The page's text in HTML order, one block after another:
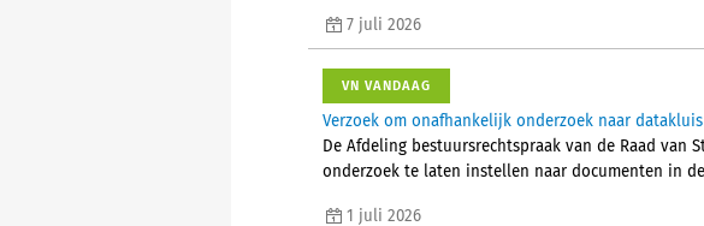
7 juli 2026
VN VANDAAG
Verzoek om onafhankelijk onderzoek naar
De Afdeling bestuursrechtspraak van de Raad van
onderzoek te laten instellen naar documenten in
1 juli 2026